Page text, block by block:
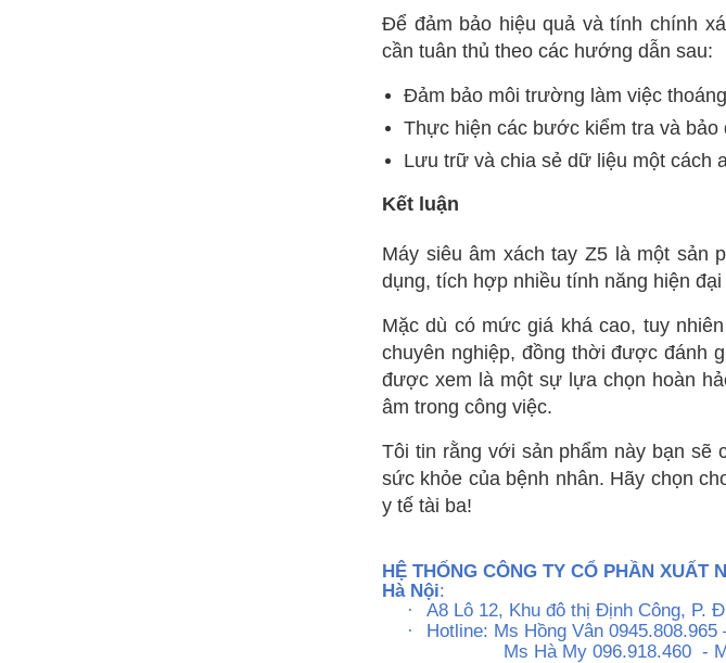
Để đảm bảo hiệu quả và tính chính
cần tuân thủ theo các hướng dẫn sau:
Đảm bảo môi trường làm việc
Thực hiện các bước kiểm tra và
Lưu trữ và chia sẻ dữ liệu một cách
Kết luận
Máy siêu âm xách tay Z5 là một sản
dụng, tích hợp nhiều tính năng hiện
Mặc dù có mức giá khá cao, tuy
chuyên nghiệp, đồng thời được đánh
được xem là một sự lựa chọn hoàn
âm trong công việc.
Tôi tin rằng với sản phẩm này bạn sẽ
sức khỏe của bệnh nhân. Hãy chọn
y tế tài ba!
HỆ THỐNG CÔNG TY CỔ PHẦN XUẤT
Hà Nội:
· A8 Lô 12, Khu đô thị Định Công, P.
·
Hotline: Ms Hồng Vân
Ms Hà My 096.918.460 - Ms